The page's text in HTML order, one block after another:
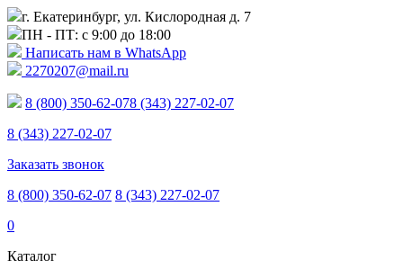
г. Екатеринбург, ул. Кислородная д. 7
ПН - ПТ: с 9:00 до 18:00
Написать нам в WhatsApp
2270207@mail.ru
8 (800) 350-62-078 (343) 227-02-07
8 (343) 227-02-07
Заказать звонок
8 (800) 350-62-07 8 (343) 227-02-07
0
Каталог